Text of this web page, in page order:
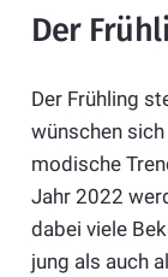
Der
Der Frühling
wünschen
modische
Jahr 2022
dabei viele
jung als auch